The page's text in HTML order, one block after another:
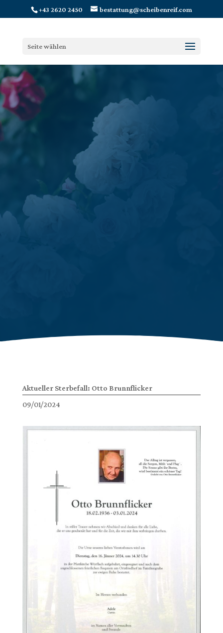
+43 2620 2450 bestattung@scheibenreif.com
Seite wählen
Aktueller Sterbefall: Otto Brunnflicker
09/01/2024